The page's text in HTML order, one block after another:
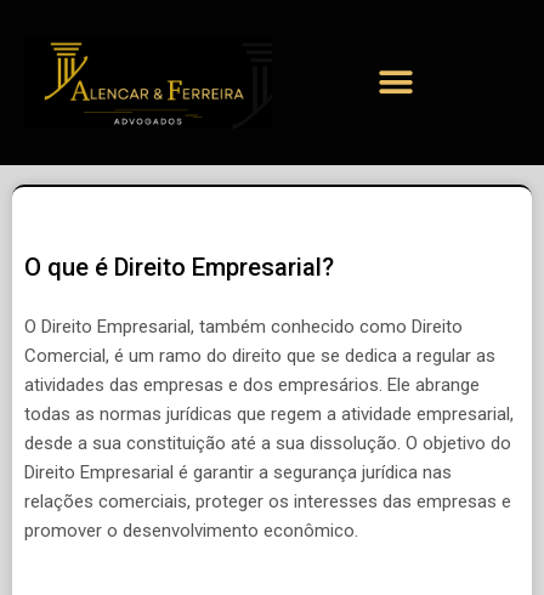
O que é Direito Empresarial?
O Direito Empresarial, também conhecido como Direito
Comercial, é um ramo do direito que se dedica a regular as
atividades das empresas e dos empresários. Ele abrange
todas as normas jurídicas que regem a atividade empresarial,
desde a sua constituição até a sua dissolução. O objetivo do
Direito Empresarial é garantir a segurança jurídica nas
relações comerciais, proteger os interesses das empresas e
promover o desenvolvimento econômico.